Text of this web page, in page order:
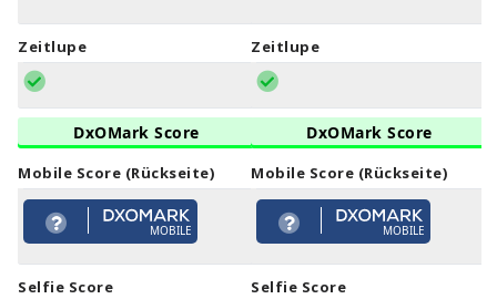
Zeitlupe
DxOMark Score
Mobile Score (Rückseite)
MOBILE
Selfie Score
Zeitlupe
DxOMark Score
Mobile Score (Rückseite)
MOBILE
Selfie Score